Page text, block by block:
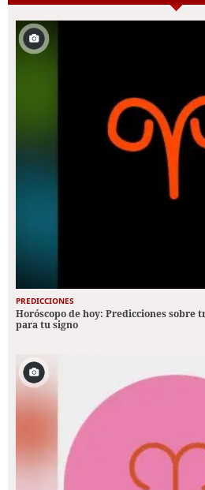
PREDICCIONES
Horóscopo de hoy: Predicciones sobre
para tu signo